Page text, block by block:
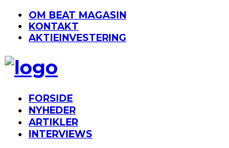
OM BEAT MAGASIN
KONTAKT
AKTIEINVESTERING
FORSIDE
NYHEDER
ARTIKLER
INTERVIEWS